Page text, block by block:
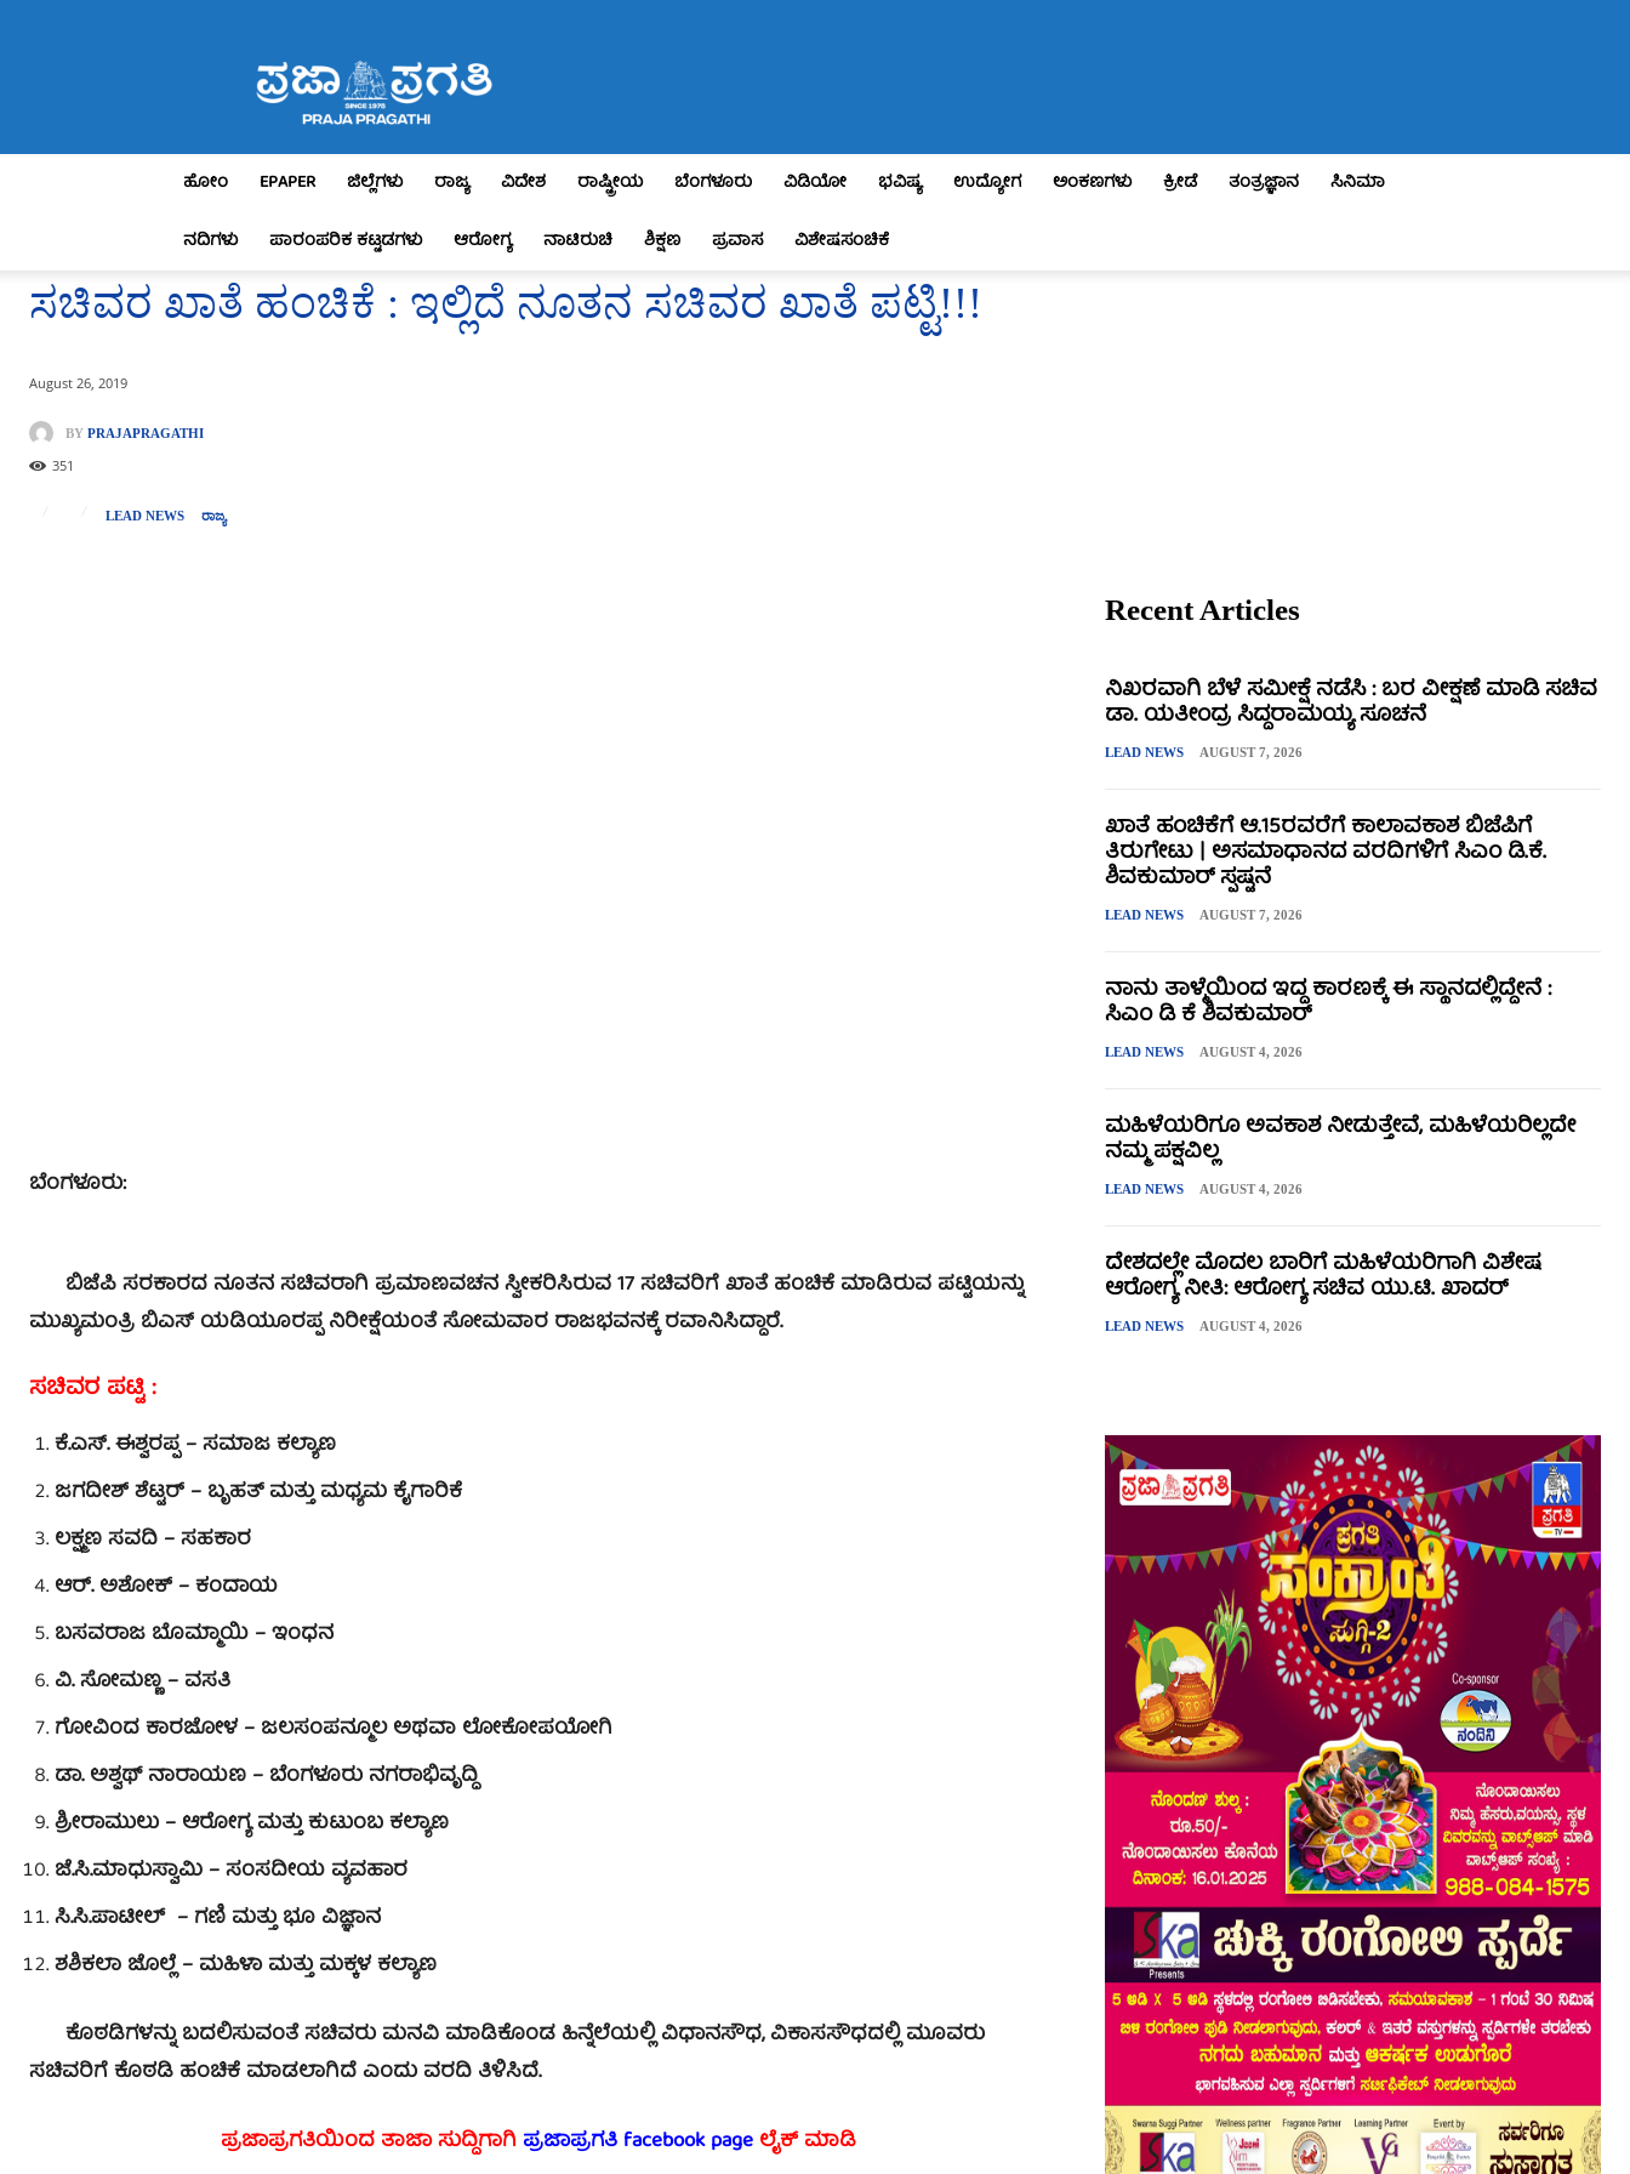
Pragathi
ಹೋಂ EPAPER ಜಿಲ್ಲೆಗಳು ರಾಜ್ಯ ವಿದೇಶ ರಾಷ್ಟ್ರೀಯ ಬೆಂಗಳೂರು ವಿಡಿಯೋ ಭವಿಷ್ಯ ಉದ್ಯೋಗ ಅಂಕಣಗಳು ಕ್ರೀಡೆ ತಂತ್ರಜ್ಞಾನ
ಸಿನಿಮಾ
ನದಿಗಳು
ಪಾರಂಪರಿಕ ಕಟ್ಟಡಗಳು ಆರೋಗ್ಯ ನಾಟಿರುಚಿ ಶಿಕ್ಷಣ ಪ್ರವಾಸ ವಿಶೇಷಸಂಚಿಕೆ
ಸಚಿವರ ಖಾತೆ ಹಂಚಿಕೆ : ಇಲ್ಲಿದೆ ನೂತನ ಸಚಿವರ ಖಾತೆ ಪಟ್ಟಿ!!!
August 26, 2019
BY PRAJAPRAGATHI
351
LEAD NEWS ರಾಜ್ಯ
ಬೆಂಗಳೂರು:
ಬಿಜೆಪಿ ಸರಕಾರದ ನೂತನ ಸಚಿವರಾಗಿ ಪ್ರಮಾಣವಚನ ಸ್ವೀಕರಿಸಿರುವ 17 ಸಚಿವರಿಗೆ ಖಾತೆ ಹಂಚಿಕೆ ಮಾಡಿರುವ ಪಟ್ಟಿಯನ್ನು
ಮುಖ್ಯಮಂತ್ರಿ ಬಿಎಸ್ ಯಡಿಯೂರಪ್ಪ ನಿರೀಕ್ಷೆಯಂತೆ ಸೋಮವಾರ ರಾಜಭವನಕ್ಕೆ ರವಾನಿಸಿದ್ದಾರೆ.
ಸಚಿವರ ಪಟ್ಟಿ :
ಕೆ.ಎಸ್. ಈಶ್ವರಪ್ಪ – ಸಮಾಜ ಕಲ್ಯಾಣ
ಜಗದೀಶ್ ಶೆಟ್ಟರ್ – ಬೃಹತ್ ಮತ್ತು ಮಧ್ಯಮ ಕೈಗಾರಿಕೆ
ಲಕ್ಷ್ಮಣ ಸವದಿ – ಸಹಕಾರ
ಆರ್. ಅಶೋಕ್ – ಕಂದಾಯ
ಬಸವರಾಜ ಬೊಮ್ಮಾಯಿ – ಇಂಧನ
ವಿ. ಸೋಮಣ್ಣ – ವಸತಿ
ಗೋವಿಂದ ಕಾರಜೋಳ – ಜಲಸಂಪನ್ಮೂಲ ಅಥವಾ ಲೋಕೋಪಯೋಗಿ
ಡಾ‌. ಅಶ್ವಥ್ ನಾರಾಯಣ – ಬೆಂಗಳೂರು ನಗರಾಭಿವೃದ್ಧಿ
ಶ್ರೀರಾಮುಲು – ಆರೋಗ್ಯ ಮತ್ತು ಕುಟುಂಬ ಕಲ್ಯಾಣ
ಜೆ.ಸಿ.ಮಾಧುಸ್ವಾಮಿ – ಸಂಸದೀಯ ವ್ಯವಹಾರ
ಸಿ.ಸಿ.ಪಾಟೀಲ್ – ಗಣಿ ಮತ್ತು ಭೂ ವಿಜ್ಞಾನ
ಶಶಿಕಲಾ ಜೊಲ್ಲೆ – ಮಹಿಳಾ ಮತ್ತು ಮಕ್ಕಳ ಕಲ್ಯಾಣ
ಕೊಠಡಿಗಳನ್ನು ಬದಲಿಸುವಂತೆ ಸಚಿವರು ಮನವಿ ಮಾಡಿಕೊಂಡ ಹಿನ್ನೆಲೆಯಲ್ಲಿ ವಿಧಾನಸೌಧ, ವಿಕಾಸಸೌಧದಲ್ಲಿ ಮೂವರು
ಸಚಿವರಿಗೆ ಕೊಠಡಿ ಹಂಚಿಕೆ ಮಾಡಲಾಗಿದೆ ಎಂದು ವರದಿ ತಿಳಿಸಿದೆ.
ಪ್ರಜಾಪ್ರಗತಿಯಿಂದ ತಾಜಾ ಸುದ್ದಿಗಾಗಿ ಪ್ರಜಾಪ್ರಗತಿ facebookpageಲೈಕ್ ಮಾಡಿ
Recent Articles
ನಿಖರವಾಗಿ ಬೆಳೆ ಸಮೀಕ್ಷೆ ನಡೆಸಿ : ಬರ ವೀಕ್ಷಣೆ ಮಾಡಿ ಸಚಿವ
ಡಾ. ಯತೀಂದ್ರ ಸಿದ್ದರಾಮಯ್ಯ ಸೂಚನೆ
LEAD NEWS AUGUST 7, 2026
ಖಾತೆ ಹಂಚಿಕೆಗೆ ಆ.15ರವರೆಗೆ ಕಾಲಾವಕಾಶ ಬಿಜೆಪಿಗೆ
ತಿರುಗೇಟು | ಅಸಮಾಧಾನದ ವರದಿಗಳಿಗೆ ಸಿಎಂ ಡಿ.ಕೆ.
ಶಿವಕುಮಾರ್ ಸ್ಪಷ್ಟನೆ
LEAD NEWS AUGUST 7, 2026
ನಾನು ತಾಳ್ಮೆಯಿಂದ ಇದ್ದ ಕಾರಣಕ್ಕೆ ಈ ಸ್ಥಾನದಲ್ಲಿದ್ದೇನೆ :
ಸಿಎಂ ಡಿ ಕೆ ಶಿವಕುಮಾರ್
LEAD NEWS AUGUST 4, 2026
ಮಹಿಳೆಯರಿಗೂ ಅವಕಾಶ ನೀಡುತ್ತೇವೆ, ಮಹಿಳೆಯರಿಲ್ಲದೇ
ನಮ್ಮ ಪಕ್ಷವಿಲ್ಲ
LEAD NEWS AUGUST 4, 2026
ದೇಶದಲ್ಲೇ ಮೊದಲ ಬಾರಿಗೆ ಮಹಿಳೆಯರಿಗಾಗಿ ವಿಶೇಷ
ಆರೋಗ್ಯ ನೀತಿ: ಆರೋಗ್ಯ ಸಚಿವ ಯು.ಟಿ. ಖಾದರ್
LEAD NEWS AUGUST 4, 2026